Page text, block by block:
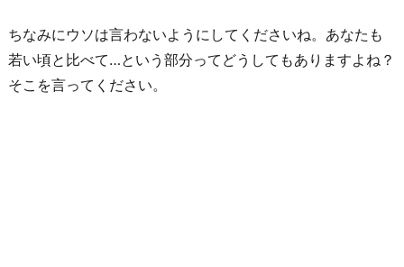
ちなみにウソは言わないようにしてくださいね。あなたも
若い頃と比べて…という部分ってどうしてもありますよね？
そこを言ってください。